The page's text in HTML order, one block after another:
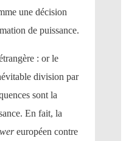
une décision
de puissance.
: or le
division par
sont la
En fait, la
européen contre